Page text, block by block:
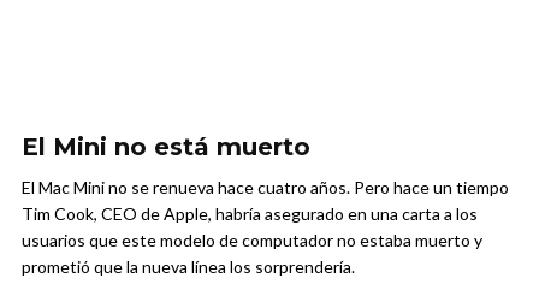
El Mini no está muerto
El Mac Mini no se renueva hace cuatro años. Pero hace un tiempo
Tim Cook, CEO de Apple, habría asegurado en una carta a los
usuarios que este modelo de computador no estaba muerto y
prometió que la nueva línea los sorprendería.